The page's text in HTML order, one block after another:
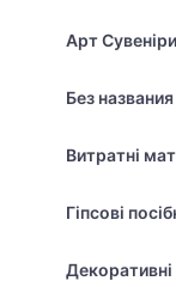
Арт Сувеніри
Без названия
Витратні
Гіпсові
Декоративні